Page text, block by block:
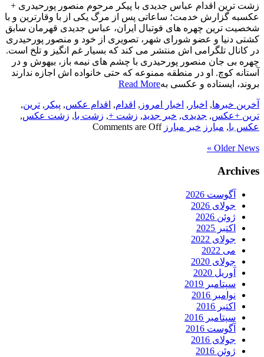
زشت ترین اقدام عباس جدیدی با پیکر مرحوم منصور پورحیدری +
عکسبه گزارش خدمت؛ ساعاتی پس از مرگ یکی از با وقارترین و با
شخصیت ترین چهره های فوتبال ایران، عباس جدیدی قهرمان سابق
کشتی دنیا و عضو شورای شهر، تصویری از خود و منصور پورحیدری
در کانال تلگرامی اش منتشر می کند که بسیار غم انگیز و تلخ است.
چهره بی جان منصور پورحیدری با چشم های نیمه باز، بیهوش و در
آستانه کوچ. او در منطقه ممنوعه که حتی خانواده اش اجازه ندارند
بروند، ایستاده و عکسی بهRead More
آخرین خبرها, اخبار , اخبار امروز , اقدام, اقدام عکس, پیکر , ترین,
ترین +عکس, جدیدی, خبر جدید, زشت +, زشت با, زشت عکس,
عکس با, مبارز خبر مبارز Comments are Off
Older News »
Archives
آگوست 2026
جولای 2026
ژوئن 2026
اکتبر 2025
جولای 2022
می 2022
جولای 2020
آوریل 2020
سپتامبر 2019
نوامبر 2016
اکتبر 2016
سپتامبر 2016
آگوست 2016
جولای 2016
ژوئن 2016